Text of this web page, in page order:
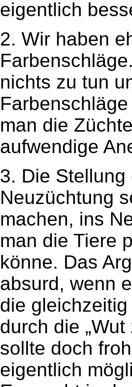
eigentlich
2. Wir haben
nichts zu tun
man die
aufwendige
3. Die
Neuzüchtung
machen, ins
man die Tiere
könne. Das
absurd, wenn
die
durch die
sollte doch
eigentlich